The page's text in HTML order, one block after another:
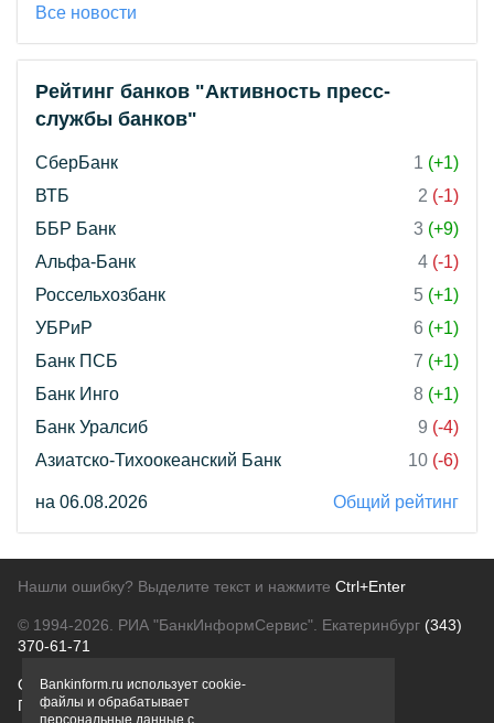
Все новости
Рейтинг банков "Активность пресс-
службы банков"
СберБанк 1 (+1)
ВТБ
2 (-1)
ББР Банк
3 (+9)
Альфа-Банк
4 (-1)
Россельхозбанк
5 (+1)
УБРиР
6 (+1)
Банк ПСБ
7 (+1)
Банк Инго
8 (+1)
Банк Уралсиб
9 (-4)
Азиатско-Тихоокеанский Банк
10 (-6)
на 06.08.2026 Общий рейтинг
Нашли ошибку? Выделите текст и нажмите Ctrl+Enter
© 1994-2026. РИА "БанкИнформСервис". Екатеринбург (343)
370-61-71
О проектеПолитика конфиденциальности
Правовая информацияДля рекламодателей
Bankinform.ru использует cookie-
файлы и обрабатывает
персональные данные с